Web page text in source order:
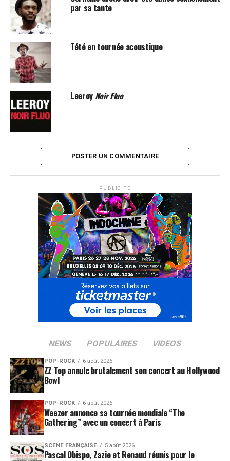
par sa tante
Tété en tournée acoustique
Leeroy Noir Fluo
POSTER UN COMMENTAIRE
PUBLICITÉ
NEWS POPULAIRES VIDEOS
POP-ROCK 6 août 2026
ZZ Top annule brutalement son concert au Hollywood
Bowl
POP-ROCK 6 août 2026
Weezer annonce sa tournée mondiale “The
Gathering” avec un concert à Paris
SCÈNE FRANÇAISE 5 août 2026
Pascal Obispo, Zazie et Renaud réunis pour le